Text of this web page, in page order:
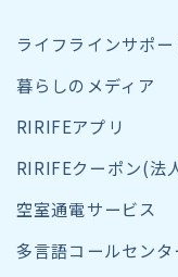
ライフラインサポ
暮らしのメディア
RIRIFEアプリ
RIRIFEクーポン(法
空室通電サービス
多言語コールセンタ